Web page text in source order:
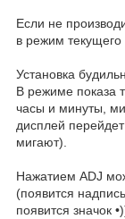
Если не
в режим
Установка
В режиме показа
часы и минуты,
дисплей
мигают).
Нажатием ADJ
(появится
появится значок